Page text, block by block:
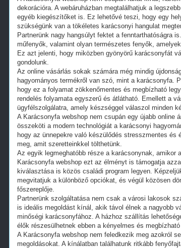
dekorációra. A webáruházban megtalálhatjuk a
egyéb kiegészítőket is. Ez lehetővé teszi, hogy egy
szükségünk van a tökéletes karácsonyi hangulat
Partnerünk nagy hangsúlyt fektet a fenntarthatóságra
műfenyők, valamint olyan természetes fenyők,
Ez azt jelenti, hogy miközben gyönyörű karácsonyfát
gondolunk.
Az online vásárlás sokak számára még mindig
hagyományos termékről van szó, mint a karácsonyfa.
hogy ez a folyamat zökkenőmentes és megbízható
rendelés folyamata egyszerű és átlátható. Emellett a
ügyfélszolgálatra, amely készséggel válaszol minden
A Karácsonyfa webshop nem csupán egy újabb online
összeköti a modern technológiát a karácsonyi
hogy az ünnepekre való készülődés stresszmentes
meg, amit szeretteinkkel tölthetünk.
Az egyik legmeghatóbb része a karácsonynak, amikor
Karácsonyfa webshop ezt az élményt is támogatja
kiválasztása is közös családi program legyen.
megvitatjuk a különböző opciókat, és végül közösen
főszereplője.
Partnerünk szolgáltatása nem csak a városi lakosok
is ideális megoldást kínál, akik távol élnek a nagyobb
minőségi karácsonyfához. A házhoz szállítás
élők részesülhetnek ebben a kényelmes és
A Karácsonyfa webshop nem feledkezik meg azokról
megoldásokat. A kínálatban találhatunk ritkább